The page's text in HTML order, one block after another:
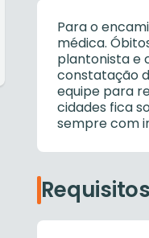
Para o
médica.
plantonista e
constatação
equipe para
cidades fica
sempre com